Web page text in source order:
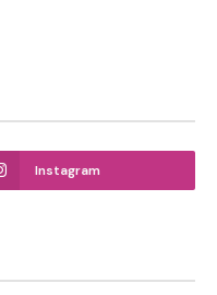
Instagram